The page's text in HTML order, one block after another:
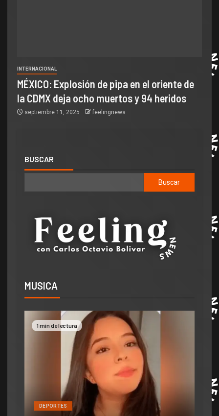
INTERNACIONAL
MÉXICO: Explosión de pipa en el oriente de
la CDMX deja ocho muertos y 94 heridos
septiembre 11, 2025 feelingnews
BUSCAR
Buscar
MUSICA
1 min de lectura
DEPORTES